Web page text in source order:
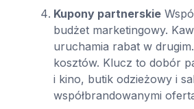
Kupony partnerskie
budżet marketingowy.
uruchamia rabat w
kosztów. Klucz to dobór
i kino, butik odzieżowy i
współbrandowanymi